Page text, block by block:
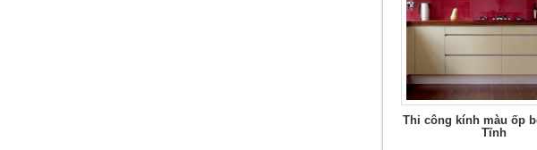
Thi công kính màu ốp
Tĩnh